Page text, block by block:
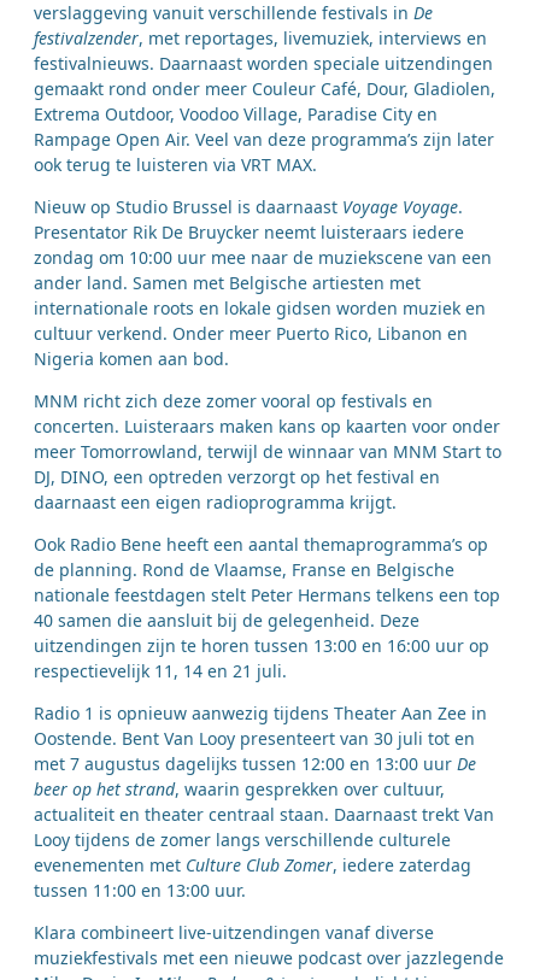
verslaggeving vanuit verschillende festivals in De
festivalzender, met reportages, livemuziek, interviews en
festivalnieuws. Daarnaast worden speciale uitzendingen
gemaakt rond onder meer Couleur Café, Dour, Gladiolen,
Extrema Outdoor, Voodoo Village, Paradise City en
Rampage Open Air. Veel van deze programma’s zijn later
ook terug te luisteren via VRT MAX.
Nieuw op Studio Brussel is daarnaast Voyage Voyage.
Presentator Rik De Bruycker neemt luisteraars iedere
zondag om 10:00 uur mee naar de muziekscene van een
ander land. Samen met Belgische artiesten met
internationale roots en lokale gidsen worden muziek en
cultuur verkend. Onder meer Puerto Rico, Libanon en
Nigeria komen aan bod.
MNM richt zich deze zomer vooral op festivals en
concerten. Luisteraars maken kans op kaarten voor onder
meer Tomorrowland, terwijl de winnaar van MNM Start to
DJ, DINO, een optreden verzorgt op het festival en
daarnaast een eigen radioprogramma krijgt.
Ook Radio Bene heeft een aantal themaprogramma’s op
de planning. Rond de Vlaamse, Franse en Belgische
nationale feestdagen stelt Peter Hermans telkens een top
40 samen die aansluit bij de gelegenheid. Deze
uitzendingen zijn te horen tussen 13:00 en 16:00 uur op
respectievelijk 11, 14 en 21 juli.
Radio 1 is opnieuw aanwezig tijdens Theater Aan Zee in
Oostende. Bent Van Looy presenteert van 30 juli tot en
met 7 augustus dagelijks tussen 12:00 en 13:00 uur De
beer op het strand, waarin gesprekken over cultuur,
actualiteit en theater centraal staan. Daarnaast trekt Van
Looy tijdens de zomer langs verschillende culturele
evenementen met Culture Club Zomer, iedere zaterdag
tussen 11:00 en 13:00 uur.
Klara combineert live-uitzendingen vanaf diverse
muziekfestivals met een nieuwe podcast over jazzlegende